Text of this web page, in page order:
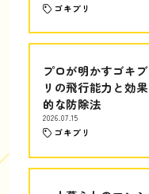
ゴキブリ
プロが明かすゴキブ
リの飛行能力と効果
的な防除法
2026.07.15
ゴキブリ